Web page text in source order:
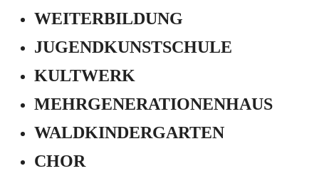
WEITERBILDUNG
JUGEND­KUNSTSCHULE
KULTWERK
MEHRGENERATIONEN­HAUS
WALDKINDERGARTEN
CHOR